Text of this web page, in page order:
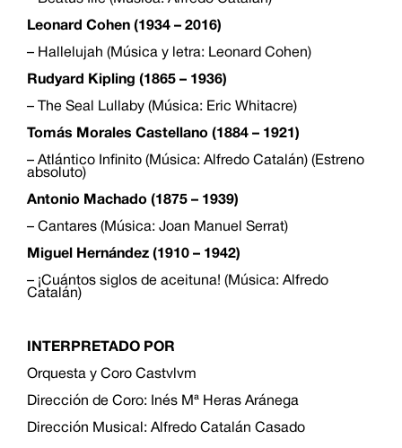
Leonard Cohen (1934 – 2016)
– Hallelujah (Música y letra: Leonard Cohen)
Rudyard Kipling (1865 – 1936)
– The Seal Lullaby (Música: Eric Whitacre)
Tomás Morales Castellano (1884 – 1921)
– Atlántico Infinito (Música: Alfredo Catalán) (Estreno
absoluto)
Antonio Machado (1875 – 1939)
– Cantares (Música: Joan Manuel Serrat)
Miguel Hernández (1910 – 1942)
– ¡Cuántos siglos de aceituna! (Música: Alfredo
Catalán)
INTERPRETADO POR
Orquesta y Coro Castvlvm
Dirección de Coro: Inés Mª Heras Aránega
Dirección Musical: Alfredo Catalán Casado